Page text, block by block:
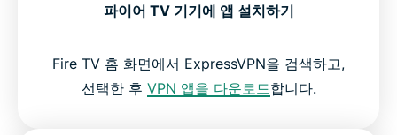
파이어 TV 기기에 앱 설치하기
Fire TV 홈 화면에서 ExpressVPN을 검색하고,
선택한 후 VPN 앱을 다운로드합니다.